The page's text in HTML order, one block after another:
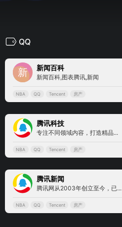
QQ
新闻百科
新闻百科,图表腾讯,新闻
NBA QQ Tencent 房产
腾讯科技
专注不同领域内容，打造精品...
NBA QQ Tencent 房产
腾讯新闻
腾讯网从2003年创立至今，已...
NBA QQ Tencent 房产